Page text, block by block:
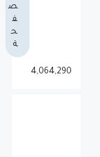
ص
ف
ح
ة
4,064,290